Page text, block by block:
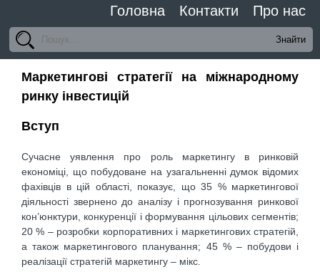
Головна Контакти Про нас
Маркетингові стратегії на міжнародному
ринку інвестицій
Вступ
Сучасне уявлення про роль маркетингу в ринковій
економіці, що побудоване на узагальненні думок відомих
фахівців в цій області, показує, що 35 % маркетингової
діяльності звернено до аналізу і прогнозування ринкової
кон’юнктури, конкуренції і формування цільових сегментів;
20 % – розробки корпоративних і маркетингових стратегій,
а також маркетингового планування; 45 % – побудови і
реалізації стратегій маркетингу – мікс.